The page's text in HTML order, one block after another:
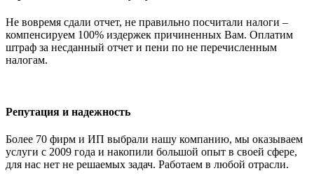
Не вовремя сдали отчет, не правильно посчитали налоги –
компенсируем 100% издержек причиненных Вам. Оплатим
штраф за несданный отчет и пени по не перечисленным
налогам.
Репутация и надежность
Более 70 фирм и ИП выбрали нашу компанию, мы оказываем
услуги с 2009 года и накопили большой опыт в своей сфере,
для нас нет не решаемых задач. Работаем в любой отрасли.